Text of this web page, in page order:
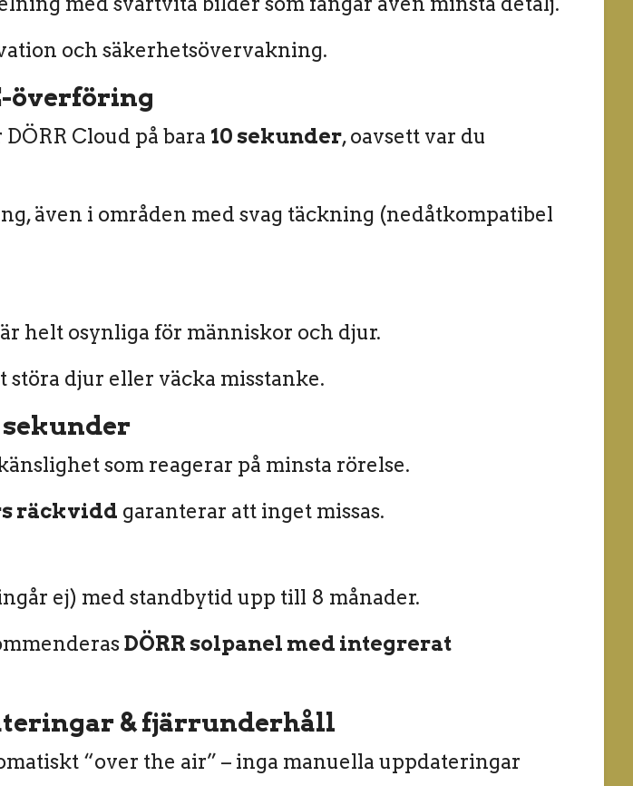
och säkerhetsövervakning.
överföring
Cloud på bara 10 sekunder, oavsett var du
även i områden med svag täckning (nedåtkompatibel
helt osynliga för människor och djur.
djur eller väcka misstanke.
sekunder
som reagerar på minsta rörelse.
räckvidd garanterar att inget missas.
ej) med standbytid upp till 8 månader.
DÖRR solpanel med integrerat
& fjärrunderhåll
“over the air” – inga manuella uppdateringar